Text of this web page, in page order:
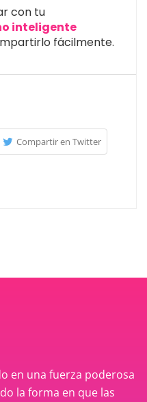
con tu
inteligente
fácilmente.
Compartir en Twitter
en una fuerza poderosa
la forma en que las